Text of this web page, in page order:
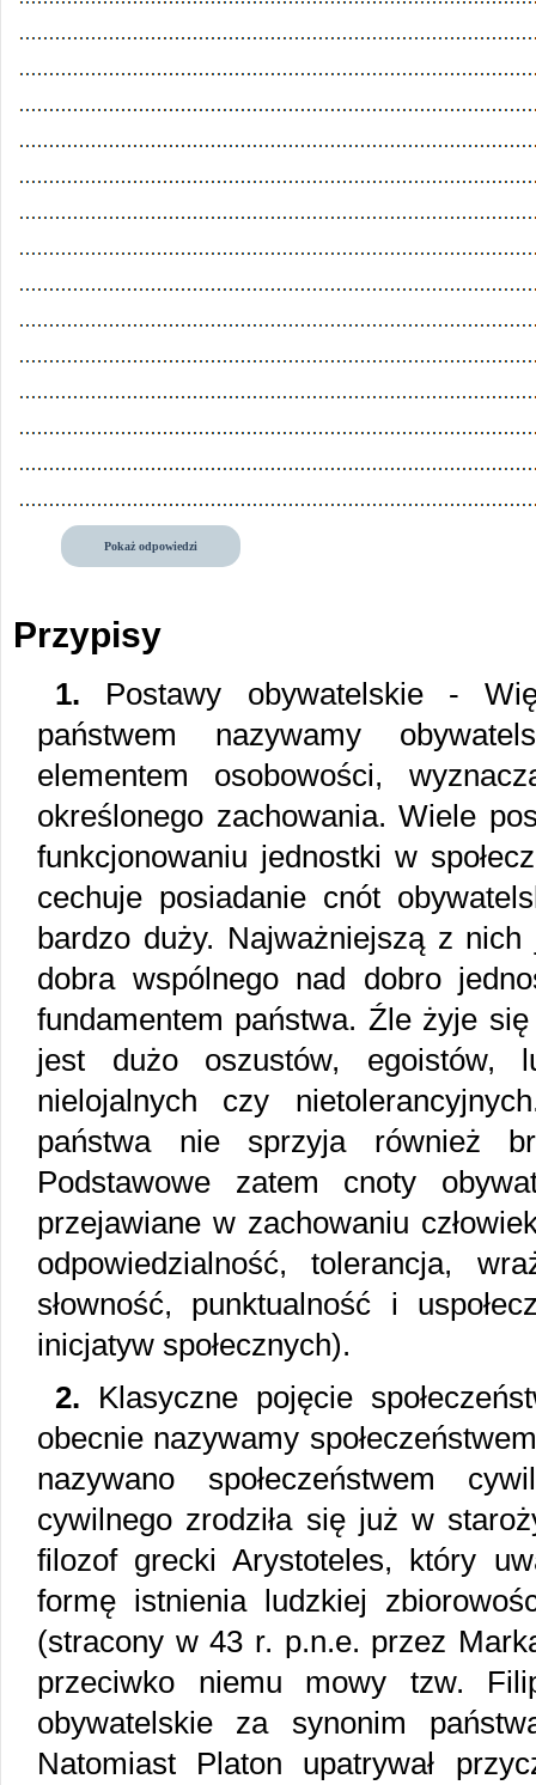
Pokaż odpowiedzi
Przypisy
1. Postawy obywatelskie -
państwem nazywamy
elementem osobowości,
określonego zachowania. Wiele
funkcjonowaniu jednostki w
cechuje posiadanie cnót
bardzo duży. Najważniejszą z nich
dobra wspólnego nad dobro
fundamentem państwa. Źle żyje
jest dużo oszustów, egoistów,
nielojalnych czy
państwa nie sprzyja również
Podstawowe zatem cnoty
przejawiane w zachowaniu
odpowiedzialność, tolerancja,
słowność, punktualność i
inicjatyw społecznych).
2. Klasyczne pojęcie
obecnie nazywamy
nazywano społeczeństwem
cywilnego zrodziła się już w
filozof grecki Arystoteles, który
formę istnienia ludzkiej
(stracony w 43 r. p.n.e. przez
przeciwko niemu mowy tzw.
obywatelskie za synonim
Natomiast Platon upatrywał